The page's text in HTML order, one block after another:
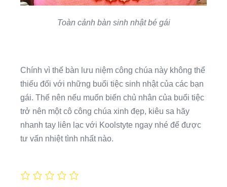
Toàn cảnh bàn sinh nhật bé gái
Chính vì thế bàn lưu niệm công chúa này không thể
thiếu đối với những buổi tiệc sinh nhật của các bạn
gái. Thế nên nếu muốn biến chủ nhân của buổi tiệc
trở nên một cô công chúa xinh đẹp, kiêu sa hãy
nhanh tay liên lạc với Koolstyte ngay nhé để được
tư vấn nhiệt tình nhất nào.